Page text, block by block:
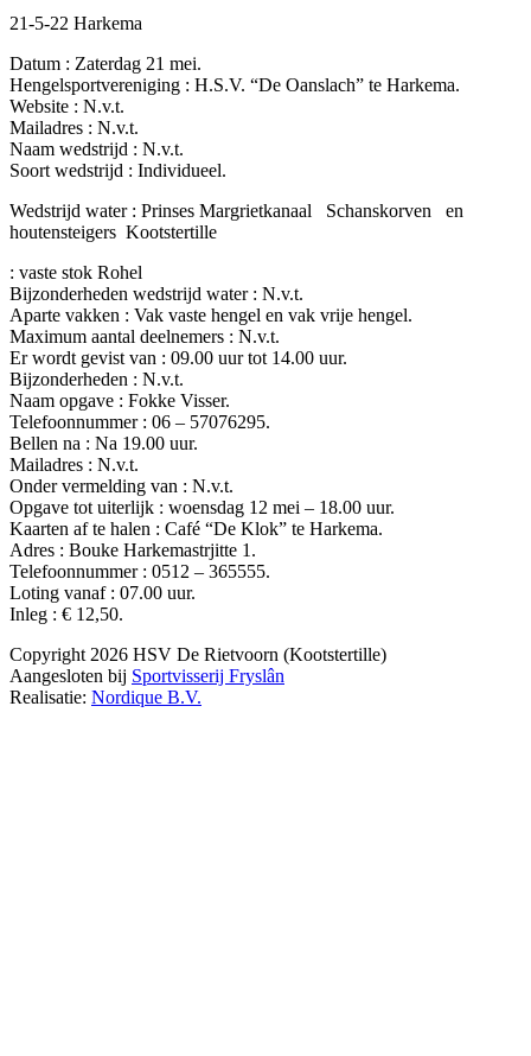
21-5-22 Harkema
Datum : Zaterdag 21 mei.
Hengelsportvereniging : H.S.V. “De Oanslach” te Harkema.
Website : N.v.t.
Mailadres : N.v.t.
Naam wedstrijd : N.v.t.
Soort wedstrijd : Individueel.
Wedstrijd water : Prinses Margrietkanaal Schanskorven en
houtensteigers Kootstertille
: vaste stok Rohel
Bijzonderheden wedstrijd water : N.v.t.
Aparte vakken : Vak vaste hengel en vak vrije hengel.
Maximum aantal deelnemers : N.v.t.
Er wordt gevist van : 09.00 uur tot 14.00 uur.
Bijzonderheden : N.v.t.
Naam opgave : Fokke Visser.
Telefoonnummer : 06 – 57076295.
Bellen na : Na 19.00 uur.
Mailadres : N.v.t.
Onder vermelding van : N.v.t.
Opgave tot uiterlijk : woensdag 12 mei – 18.00 uur.
Kaarten af te halen : Café “De Klok” te Harkema.
Adres : Bouke Harkemastrjitte 1.
Telefoonnummer : 0512 – 365555.
Loting vanaf : 07.00 uur.
Inleg : € 12,50.
Copyright 2026 HSV De Rietvoorn (Kootstertille)
Aangesloten bij Sportvisserij Fryslân
Realisatie: Nordique B.V.